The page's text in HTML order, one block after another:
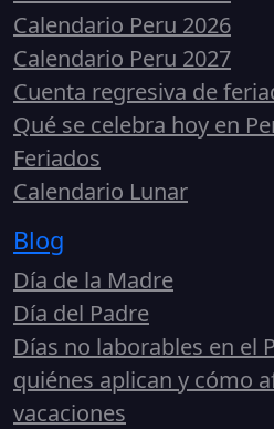
Calendario Peru 2026
Calendario Peru 2027
Cuenta regresiva de
Qué se celebra hoy en
Feriados
Calendario Lunar
Blog
Día de la Madre
Día del Padre
Días no laborables en el
quiénes aplican y cómo
vacaciones